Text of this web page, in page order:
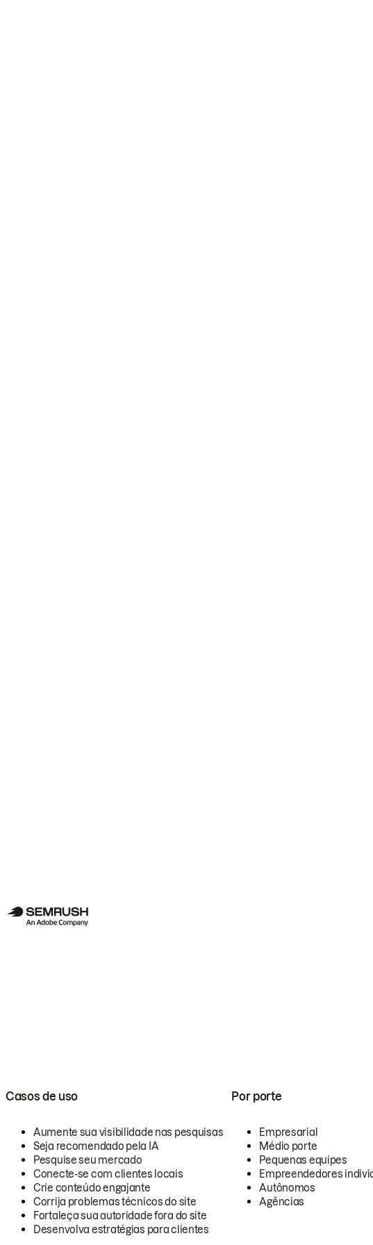
Casos de uso
Aumente sua visibilidade nas pesquisas
Seja recomendado pela IA
Pesquise seu mercado
Conecte-se com clientes locais
Crie conteúdo engajante
Corrija problemas técnicos do site
Fortaleça sua autoridade fora do site
Desenvolva estratégias para clientes
Por porte
Empresarial
Médio porte
Pequenas equipes
Empreendedores
Autônomos
Agências